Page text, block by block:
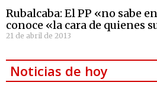
Rubalcaba: El PP «no sabe
conoce «la cara de quienes
21 de abril de 2013
Noticias de hoy